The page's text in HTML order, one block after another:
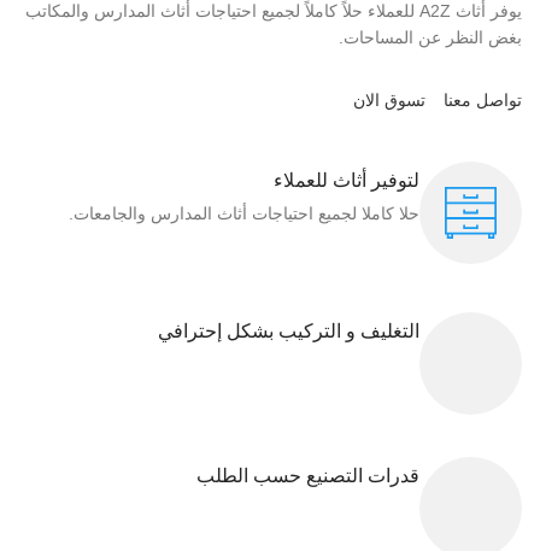
يوفر أثاث A2Z للعملاء حلاً كاملاً لجميع احتياجات أثاث المدارس والمكاتب
بغض النظر عن المساحات.
تواصل معنا تسوق الان
لتوفير أثاث للعملاء
حلا كاملا لجميع احتياجات أثاث المدارس والجامعات.
التغليف و التركيب بشكل إحترافي
قدرات التصنيع حسب الطلب